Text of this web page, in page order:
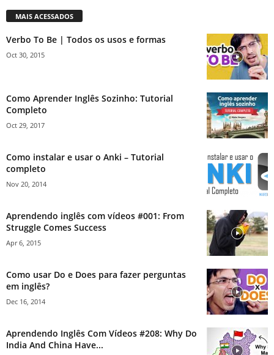
MAIS ACESSADOS
Verbo To Be | Todos os usos e formas
Oct 30, 2015
Como Aprender Inglês Sozinho: Tutorial
Completo
Oct 29, 2017
Como instalar e usar o Anki – Tutorial
completo
Nov 20, 2014
Aprendendo inglês com vídeos #001: From
Struggle Comes Success
Apr 6, 2015
Como usar Do e Does para fazer perguntas
em inglês?
Dec 16, 2014
Aprendendo Inglês Com Vídeos #208: Why Do
India And China Have...